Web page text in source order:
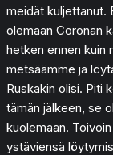
meidät kuljettanut.
olemaan Coronan
hetken ennen kuin
metsäämme ja
Ruskakin olisi. Piti
tämän jälkeen, se
kuolemaan.
ystäviensä